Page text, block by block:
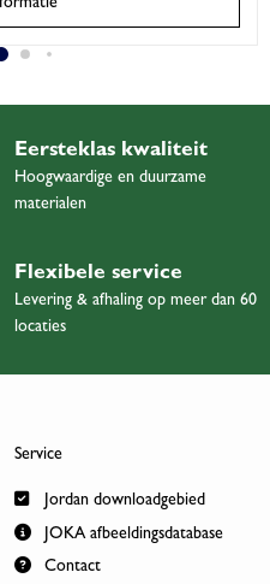
Eersteklas kwaliteit
Hoogwaardige en duurzame
materialen
Flexibele service
Levering & afhaling op meer dan 60
locaties
Service
Jordan downloadgebied
JOKA afbeeldingsdatabase
Contact